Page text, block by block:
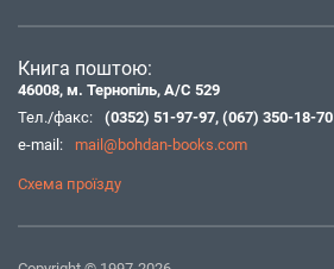
Книга поштою:
46008, м. Тернопіль, А/С 529
Тел./факс:
(0352) 51-97-97, (067) 350-18-70
e-mail:
mail@bohdan-books.com
Схема проїзду